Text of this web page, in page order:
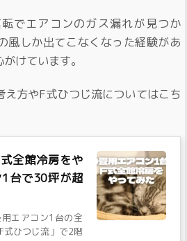
でエアコンのガス漏れが見つか
風しか出てこなくなった経験があ
けています。
え方やF式ひつじ流についてはこち
全館冷房をや
台で30坪が超
エアコン1台の全
式ひつじ流」で2階